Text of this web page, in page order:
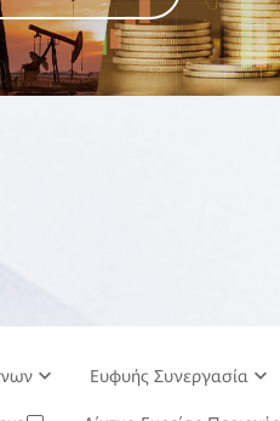
Ευφυής Συνεργασία